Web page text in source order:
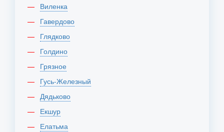
Виленка
Гавердово
Глядково
Голдино
Грязное
Гусь-Железный
Дядьково
Екшур
Елатьма